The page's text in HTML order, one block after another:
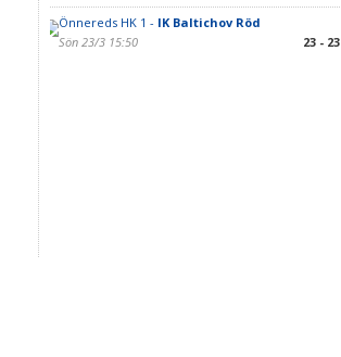
Önnereds HK 1 - IK Baltichov Röd
Sön 23/3 15:50
23 - 23